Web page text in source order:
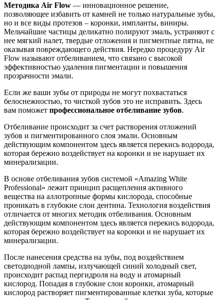
Методика Air Flow — инновационное решение,
позволяющее избавить от камней не только натуральные зубы,
но и все виды протезов – коронки, импланты, виниры.
Мельчайшие частицы деликатно полируют эмаль, устраняют с
нее мягкий налет, твердые отложения и пигментные пятна, не
оказывая повреждающего действия. Нередко процедуру Air
Flow называют отбеливанием, что связано с высокой
эффективностью удаления пигментации и повышения
прозрачности эмали.
Если же ваши зубы от природы не могут похвастаться
белоснежностью, то чисткой зубов это не исправить. Здесь
вам поможет профессиональное отбеливание зубов.
Отбеливание происходит за счет растворения отложений
зубов и пигментированного слоя эмали. Основным
действующим компонентом здесь является перекись водорода,
которая бережно воздействует на коронки и не нарушает их
минерализации.
В основе отбеливания зубов системой «Amazing White
Professional» лежит принцип расщепления активного
вещества на аллотропные формы кислорода, способные
проникать в глубокие слои дентина. Технология воздействия
отличается от многих методик отбеливания. Основным
действующим компонентом здесь является перекись водорода,
которая бережно воздействует на коронки и не нарушает их
минерализации.
После нанесения средства на зубы, под воздействием
светодиодной лампы, излучающей синий холодный свет,
происходит распад пергидроля на воду и атомарный
кислород. Попадая в глубокие слои коронки, атомарный
кислород растворяет пигментированные клетки зуба, которые